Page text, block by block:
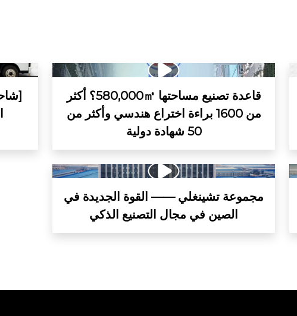
قاعدة تصنيع مساحتها 580,000㎡؟ أكثر
من 1600 براءة اختراع هندسي وأكثر من
50 شهادة دولية
مجموعة تشينغلي —— القوة الجديدة في
الصين في مجال التصنيع الذكي